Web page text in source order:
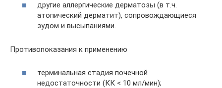
другие аллергические дерматозы (в т.ч.
атопический дерматит), сопровождающиеся
зудом и высыпаниями.
Противопоказания к применению
терминальная стадия почечной
недостаточности (КК < 10 мл/мин);